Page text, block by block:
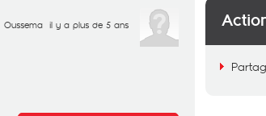
Oussema il y a plus de 5 ans